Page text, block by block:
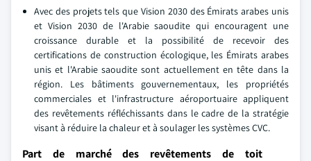
Avec des projets tels que Vision 2030 des Émirats arabes unis
et Vision 2030 de l'Arabie saoudite qui encouragent une
croissance durable et la possibilité de recevoir des
certifications de construction écologique, les Émirats arabes
unis et l'Arabie saoudite sont actuellement en tête dans la
région. Les bâtiments gouvernementaux, les propriétés
commerciales et l'infrastructure aéroportuaire appliquent
des revêtements réfléchissants dans le cadre de la stratégie
visant à réduire la chaleur et à soulager les systèmes CVC.
Part de marché des revêtements de toit